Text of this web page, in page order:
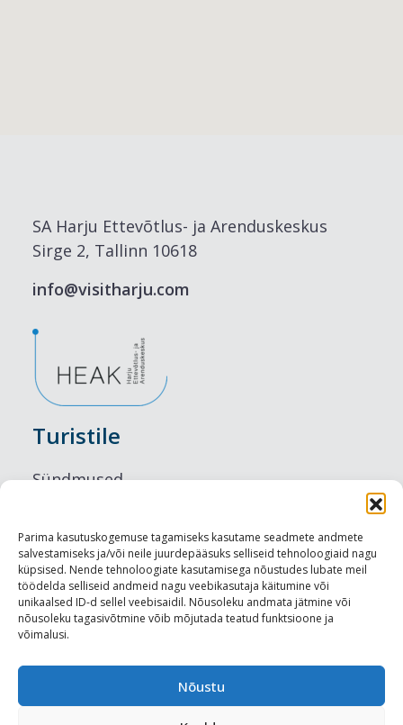
Parima kasutuskogemuse tagamiseks kasutame seadmete andmete
salvestamiseks ja/või neile juurdepääsuks selliseid tehnoloogiaid nagu
küpsised. Nende tehnoloogiate kasutamisega nõustudes lubate meil
töödelda selliseid andmeid nagu veebikasutaja käitumine või
unikaalsed ID-d sellel veebisaidil. Nõusoleku andmata jätmine või
nõusoleku tagasivõtmine võib mõjutada teatud funktsioone ja
võimalusi.
Nõustu
SA Harju Ettevõtlus- ja Arenduskeskus
Sirge 2, Tallinn 10618
info@visitharju.com
Turistile
Sündmused
Maitseelamused
Vaatamisväärsused
Visit Tallinn
Turismiprofessionaalile